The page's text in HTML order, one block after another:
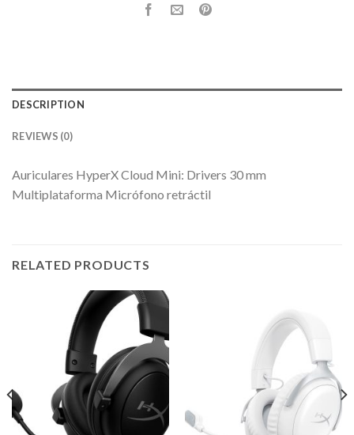
DESCRIPTION
REVIEWS (0)
Auriculares HyperX Cloud Mini: Drivers 30 mm
Multiplataforma Micrófono retráctil
RELATED PRODUCTS